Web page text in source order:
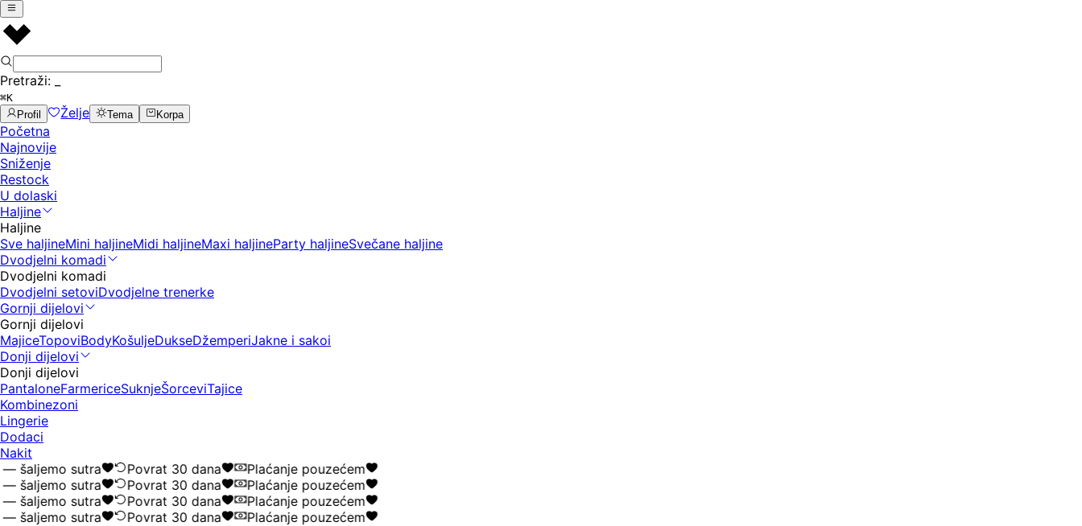
Pretraži:
⌘K
Profil
Želje Tema Korpa
Početna
Najnovije
Sniženje
Restock
U dolaski
Haljine
Haljine
Sve haljineMini haljineMidi haljineMaxi haljineParty haljineSvečane haljine
Dvodjelni komadi
Dvodjelni komadi
Dvodjelni setoviDvodjelne trenerke
Gornji dijelovi
Gornji dijelovi
MajiceTopoviBodyKošuljeDukseDžemperiJakne i sakoi
Donji dijelovi
Donji dijelovi
PantaloneFarmericeSuknjeŠorceviTajice
Kombinezoni
Lingerie
Dodaci
Nakit
sutra
Povrat 30 dana
Plaćanje pouzećem
sutra
Povrat 30 dana
Plaćanje pouzećem
sutra
Povrat 30 dana
Plaćanje pouzećem
sutra
Povrat 30 dana
Plaćanje pouzećem